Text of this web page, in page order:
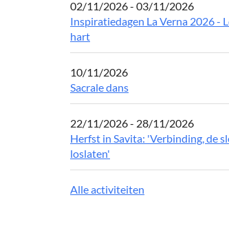
02/11/2026 - 03/11/2026
Inspiratiedagen La Verna 2026 -
hart
10/11/2026
Sacrale dans
22/11/2026 - 28/11/2026
Herfst in Savita: 'Verbinding, de
loslaten'
Alle activiteiten